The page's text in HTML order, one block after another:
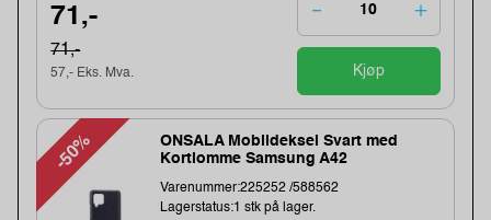
71,-
71,-
57,- Eks. Mva. Kjøp
-50%
ONSALA Mobildeksel Svart med
Kortlomme Samsung A42
Varenummer:225252 /588562
Lagerstatus:1 stk på lager.